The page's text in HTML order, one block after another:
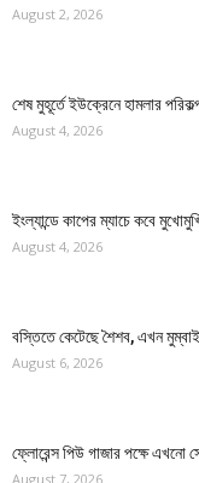
August 2, 2026
শেষ মুহূর্তে ইউক্রেনে হামলার
August 4, 2026
ইংল্যান্ডে কাপের ম্যাচে কবে
August 4, 2026
বস্তিতে কেটেছে শৈশব, এখন
August 6, 2026
ফ্লোরেন্স পিউ গাজার পক্ষে এখনো
August 7, 2026